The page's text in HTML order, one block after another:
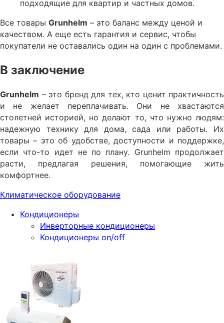
подходящие для квартир и частных домов.
Все товары Grunhelm – это баланс между ценой и
качеством. А еще есть гарантия и сервис, чтобы
покупатели не оставались один на один с проблемами.
В заключение
Grunhelm – это бренд для тех, кто ценит практичность
и не желает переплачивать. Они не хвастаются
столетней историей, но делают то, что нужно людям:
надежную технику для дома, сада или работы. Их
товары – это об удобстве, доступности и поддержке,
если что-то идет не по плану. Grunhelm продолжает
расти, предлагая решения, помогающие жить
комфортнее.
Климатическое оборудование
Кондиционеры
Инверторные кондиционеры
Кондиционеры on/off